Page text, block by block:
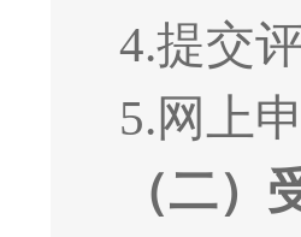
4.提交
5.网上
（二）